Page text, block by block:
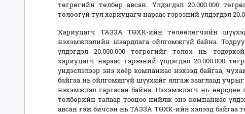
төгрөгийн төлбөр авсан. Үлдэгдэл 20.000.000
төлөөгүй тул хариуцагч нараас гэрээний үлдэгдэл
Хариуцагч ТАЗЗА ТӨХК-ийн төлөөлөгчийн
нэхэмжлэлийн шаардлага ойлгомжгүй байна.
үлдэгдэл 20.000.000 төгрөгийг төлөх нь
хариуцагч нараас гэрээний үлдэгдэл 20.000.000
үндэслэлээр энэ хоёр компаниас нэхээд байгаа,
байгаа нь ойлгомжгүй шүүхийг ялгаж зааглаад
нэхэмжлэл гаргасан байна. Нэхэмжлэгч нь өөрсдөө
төлбөрийн талаар тооцоо нийлж энэ компаниас
авсан гэж бичсэн нь ТАЗЗА ТӨХК-ийн хэлээд байгаа